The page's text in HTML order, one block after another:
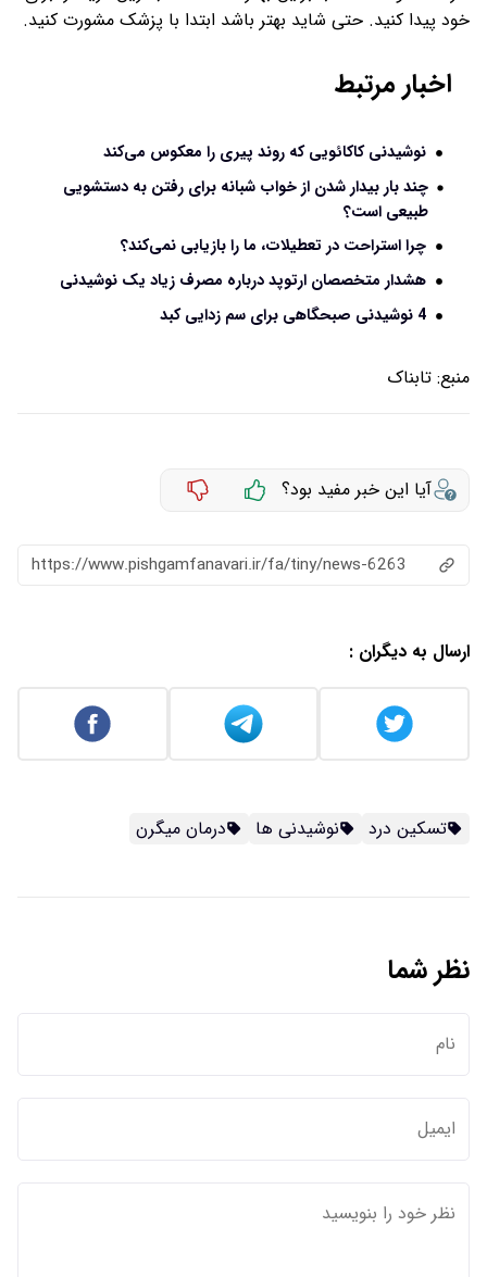
خود پیدا کنید. حتی شاید بهتر باشد ابتدا با پزشک مشورت کنید.
اخبار مرتبط
نوشیدنی کاکائویی که روند پیری را معکوس می‌کند
چند بار بیدار شدن از خواب شبانه برای رفتن به دستشویی
طبیعی است؟
چرا استراحت در تعطیلات، ما را بازیابی نمی‌کند؟
هشدار متخصصان ارتوپد درباره مصرف زیاد یک نوشیدنی
4 نوشیدنی صبحگاهی برای سم زدایی کبد
منبع: تابناک
آیا این خبر مفید بود؟
https://www.pishgamfanavari.ir/fa/tiny/news-6263
ارسال به دیگران :
تسکین درد نوشیدنی ها درمان میگرن
نظر شما